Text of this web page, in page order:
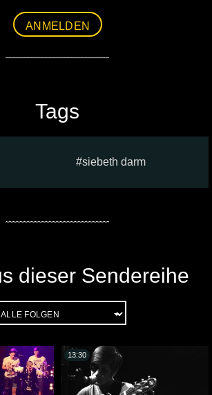
ANMELDEN
Tags
siebeth darm
dieser Sendereihe
13:30